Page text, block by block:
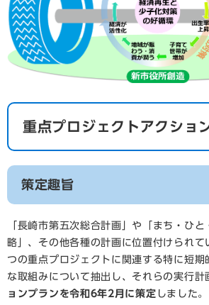
重点プロジェクトアクショ
策定趣旨
「長崎市第五次総合計画」や「まち・ひ
略」、その他各種の計画に位置付けられ
つの重点プロジェクトに関連する特に短期
な取組みについて抽出し、それらの実行計
ョンプランを令和6年2月に策定 しました。